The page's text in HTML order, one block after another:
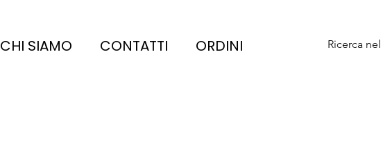
CHI SIAMO CONTATTI ORDINI Ricerca